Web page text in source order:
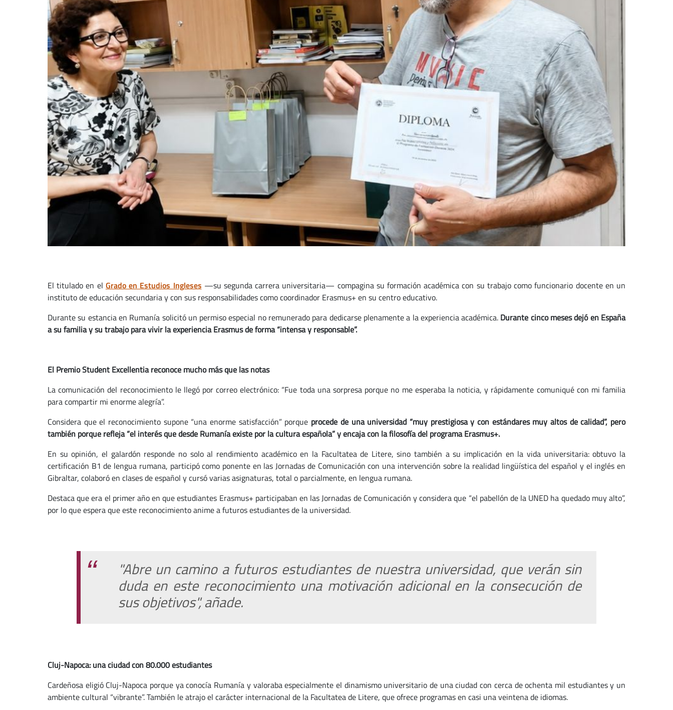
El titulado en el Grado en Estudios Ingleses —su segunda carrera universitaria— compagina su formación académica con su trabajo como funcionario docente en un
instituto de educación secundaria y con sus responsabilidades como coordinador Erasmus+ en su centro educativo.
Durante su estancia en Rumanía solicitó un permiso especial no remunerado para dedicarse plenamente a la experiencia académica. Durante cinco meses dejó en España
a su familia y su trabajo para vivir la experiencia Erasmus de forma “intensa y responsable”.
El Premio Student Excellentia reconoce mucho más que las notas
La comunicación del reconocimiento le llegó por correo electrónico: “Fue toda una sorpresa porque no me esperaba la noticia, y rápidamente comuniqué con mi familia
para compartir mi enorme alegría”.
Considera que el reconocimiento supone “una enorme satisfacción” porque procede de una universidad “muy prestigiosa y con estándares muy altos de calidad”, pero
también porque refleja “el interés que desde Rumanía existe por la cultura española” y encaja con la filosofía del programa Erasmus+.
En su opinión, el galardón responde no solo al rendimiento académico en la Facultatea de Litere, sino también a su implicación en la vida universitaria: obtuvo la
certificación B1 de lengua rumana, participó como ponente en las Jornadas de Comunicación con una intervención sobre la realidad lingüística del español y el inglés en
Gibraltar, colaboró en clases de español y cursó varias asignaturas, total o parcialmente, en lengua rumana.
Destaca que era el primer año en que estudiantes Erasmus+ participaban en las Jornadas de Comunicación y considera que “el pabellón de la UNED ha quedado muy alto”,
por lo que espera que este reconocimiento anime a futuros estudiantes de la universidad.
"Abre un camino a futuros estudiantes de nuestra universidad, que verán sin
duda en este reconocimiento una motivación adicional en la consecución de
sus objetivos", añade.
Cluj-Napoca: una ciudad con 80.000 estudiantes
Cardeñosa eligió Cluj-Napoca porque ya conocía Rumanía y valoraba especialmente el dinamismo universitario de una ciudad con cerca de ochenta mil estudiantes y un
ambiente cultural “vibrante”. También le atrajo el carácter internacional de la Facultatea de Litere, que ofrece programas en casi una veintena de idiomas.